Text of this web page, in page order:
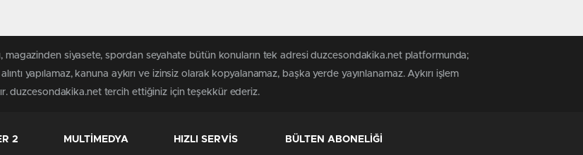
magazinden siyasete, spordan seyahate bütün konuların tek adresi duzcesondakika.net platformunda;
yapılamaz, kanuna aykırı ve izinsiz olarak kopyalanamaz, başka yerde yayınlanamaz. Aykırı işlem
duzcesondakika.net tercih ettiğiniz için teşekkür ederiz.
2 MULTİMEDYA HIZLI SERVİS BÜLTEN ABONELİĞİ